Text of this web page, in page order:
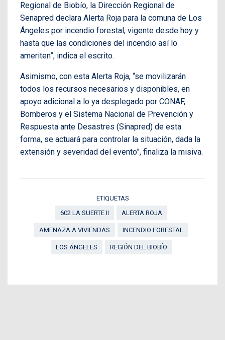
Regional de Biobío, la Dirección Regional de
Senapred declara Alerta Roja para la comuna de Los
Ángeles por incendio forestal, vigente desde hoy y
hasta que las condiciones del incendio así lo
ameriten”, indica el escrito.
Asimismo, con esta Alerta Roja, “se movilizarán
todos los recursos necesarios y disponibles, en
apoyo adicional a lo ya desplegado por CONAF,
Bomberos y el Sistema Nacional de Prevención y
Respuesta ante Desastres (Sinapred) de esta
forma, se actuará para controlar la situación, dada la
extensión y severidad del evento”, finaliza la misiva.
ETIQUETAS
602 LA SUERTE II
ALERTA ROJA
AMENAZA A VIVIENDAS INCENDIO FORESTAL
LOS ÁNGELES REGIÓN DEL BIOBÍO